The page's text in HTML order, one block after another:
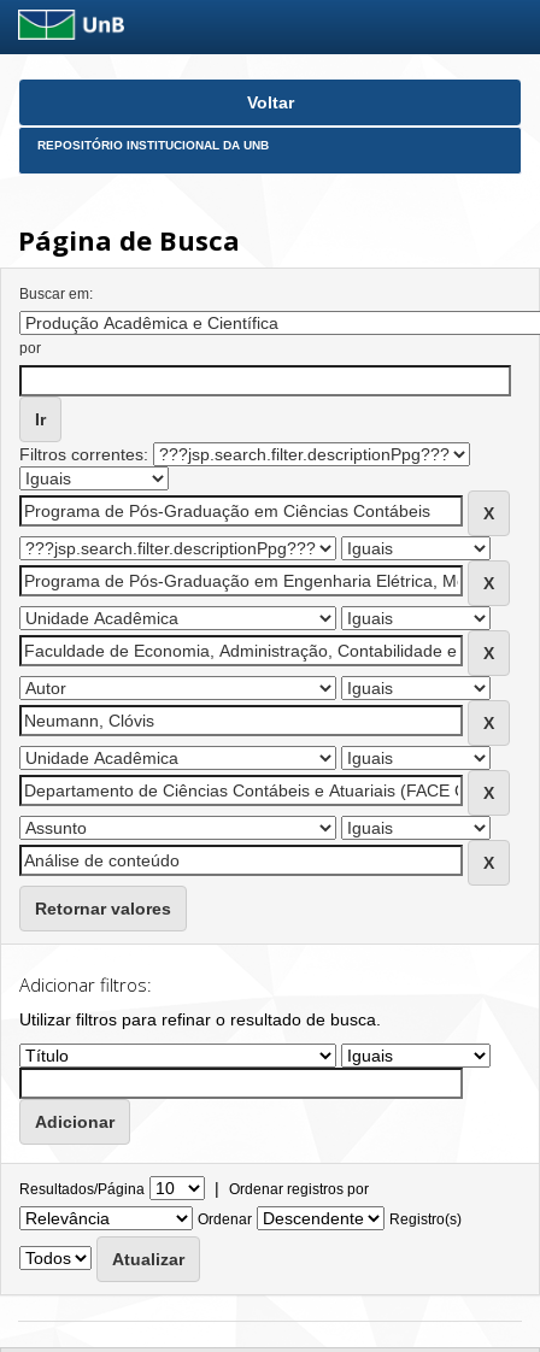
Skip
Voltar
REPOSITÓRIO INSTITUCIONAL DA UNB
Página de Busca
Buscar em:
por
Filtros correntes:
Retornar valores
Adicionar filtros:
Utilizar filtros para refinar o resultado de busca.
Resultados/Página | Ordenar registros por
Ordenar
Registro(s)